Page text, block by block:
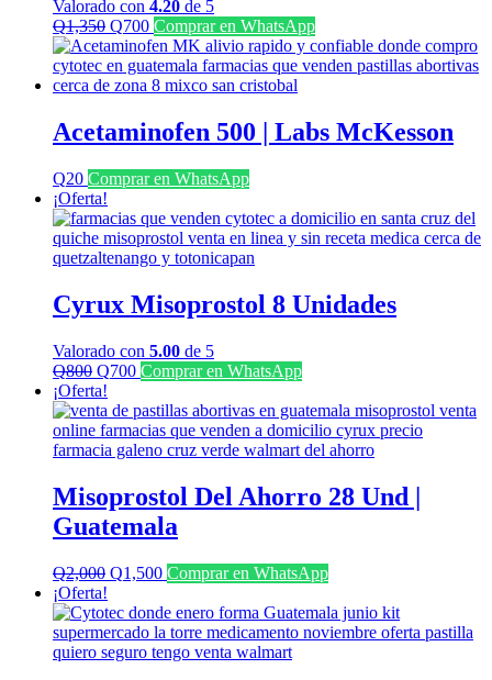
Valorado con 4.20 de 5
Q1,350 El
precio
original
era:
Q700El
precio
actual
es:
Comprar en WhatsApp
Acetaminofen 500 | Labs McKesson
Q20 Comprar en WhatsApp
¡Oferta!
Cyrux Misoprostol 8 Unidades
Valorado con 5.00 de 5
Q800 El
precio
original
era:
Q800.
Q700El
actual
es:
Q700.
Comprar en WhatsApp
¡Oferta!
Misoprostol Del Ahorro 28 Und |
Guatemala
Q2,000 El
original
era:
Q2,000.
Q1,500El
actual
es:
Q1,500.
Comprar en WhatsApp
¡Oferta!